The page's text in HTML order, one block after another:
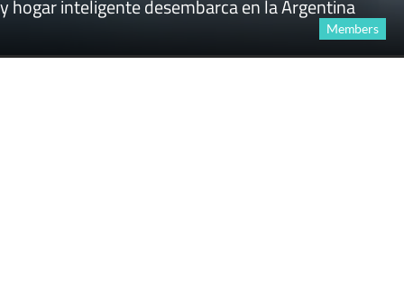
y hogar inteligente desembarca en la Argentina
Members